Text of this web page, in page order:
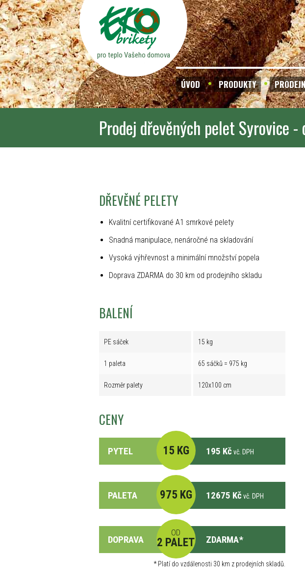
pro teplo Vašeho domova
ÚVOD PRODUKTY
Prodej dřevěných pelet Syrovice -
DŘEVĚNÉ PELETY
Kvalitní certifikované A1 smrkové pelety
Snadná manipulace, nenáročné na skladování
Vysoká výhřevnost a minimální množství popela
Doprava ZDARMA do 30 km od prodejního skladu
BALENÍ
PE sáček 15 kg
1 paleta 65 sáčků = 975 kg
Rozměr palety 120x100 cm
CENY
PYTEL 15 KG 195 Kč vč. DPH
PALETA 975 KG 12675 Kč vč. DPH
DOPRAVA
OD
2 PALET ZDARMA*
*Platí do vzdálenosti 30 km z prodejních skladů.